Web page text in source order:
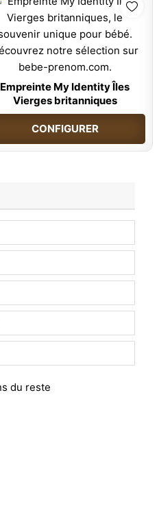
Empreinte My Identity Îles
Vierges britanniques
CONFIGURER